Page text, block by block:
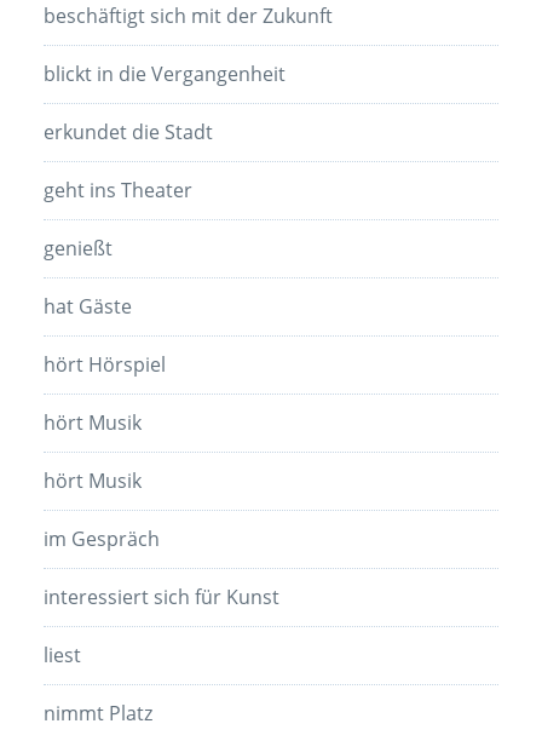
beschäftigt sich mit der Zukunft
blickt in die Vergangenheit
erkundet die Stadt
geht ins Theater
genießt
hat Gäste
hört Hörspiel
hört Musik
hört Musik
im Gespräch
interessiert sich für Kunst
liest
nimmt Platz